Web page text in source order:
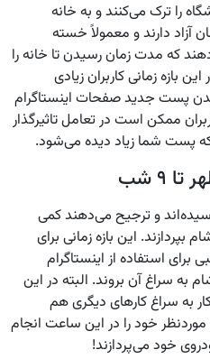
را ترک می‌کنند و به خانه
آزاد دارند و معمولاً خسته
که مدت زمان رسیدن تا خانه را
این بازه زمانی کاربران زیادی
پست جدید صفحات اینستاگرام
ممکن است در تعامل تاثیرگذار
که پست شما زیاد دیده می‌شود.
رسیده‌اند و ترجیح می‌دهند کمی
این بازه زمانی برای
برای استفاده از اینستاگرام
سراغ آن بروند. البته در این
به سراغ کارهای دیگری هم
خود را در این ساعت انجام
خود می‌پردازند!